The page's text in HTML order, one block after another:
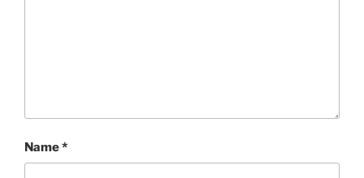
Name*